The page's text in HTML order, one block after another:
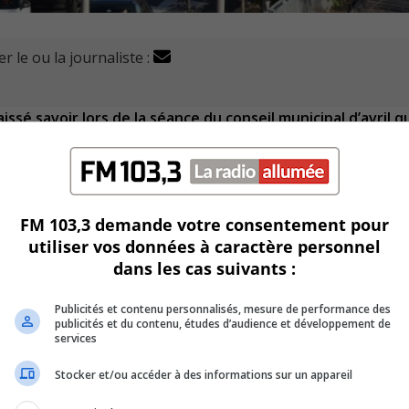
le ou la journaliste :
savoir lors de la séance du conseil municipal d’avril
Réseau de transport de Longueuil (RTL).
de transport en commun dans plusieurs villes de la
mais aussi le maintien de leurs activités.
d’expériences des réseaux et l’achalandage qui
d’administration du RTL le mois dernier.
qui y siégeait depuis deux ans et demi.
FM 103,3 demande votre consentement pour
utiliser vos données à caractère personnel
dans les cas suivants :
Publicités et contenu personnalisés, mesure de performance des
publicités et du contenu, études d’audience et développement de
services
Stocker et/ou accéder à des informations sur un appareil